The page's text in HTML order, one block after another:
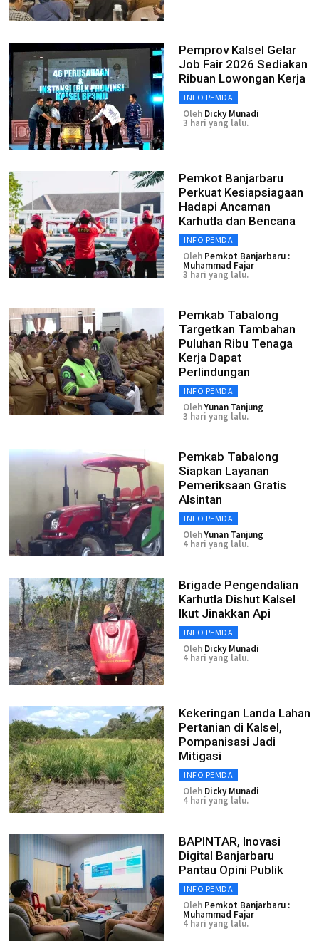
Pemprov Kalsel Gelar
Job Fair 2026 Sediakan
Ribuan Lowongan Kerja
INFO PEMDA
Oleh Dicky Munadi
3 hari yang lalu.
Pemkot Banjarbaru
Perkuat Kesiapsiagaan
Hadapi Ancaman
Karhutla dan Bencana
INFO PEMDA
Oleh Pemkot Banjarbaru :
Muhammad Fajar
3 hari yang lalu.
Pemkab Tabalong
Targetkan Tambahan
Puluhan Ribu Tenaga
Kerja Dapat
Perlindungan
INFO PEMDA
OlehYunan Tanjung
3 hari yang lalu.
Pemkab Tabalong
Siapkan Layanan
Pemeriksaan Gratis
Alsintan
INFO PEMDA
OlehYunan Tanjung
4 hari yang lalu.
Brigade Pengendalian
Karhutla Dishut Kalsel
Ikut Jinakkan Api
INFO PEMDA
Oleh Dicky Munadi
4 hari yang lalu.
Kekeringan Landa Lahan
Pertanian di Kalsel,
Pompanisasi Jadi
Mitigasi
INFO PEMDA
Oleh Dicky Munadi
4 hari yang lalu.
BAPINTAR, Inovasi
Digital Banjarbaru
Pantau Opini Publik
INFO PEMDA
Oleh Pemkot Banjarbaru :
Muhammad Fajar
4 hari yang lalu.